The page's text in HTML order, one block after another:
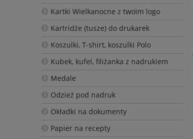
Kartki Wielkanocne z twoim logo
Kartridże (tusze) do drukarek
Koszulki, T-shirt, koszulki Polo
Kubek, kufel, filiżanka z nadrukiem
Medale
Odzież pod nadruk
Okładki na dokumenty
Papier na recepty